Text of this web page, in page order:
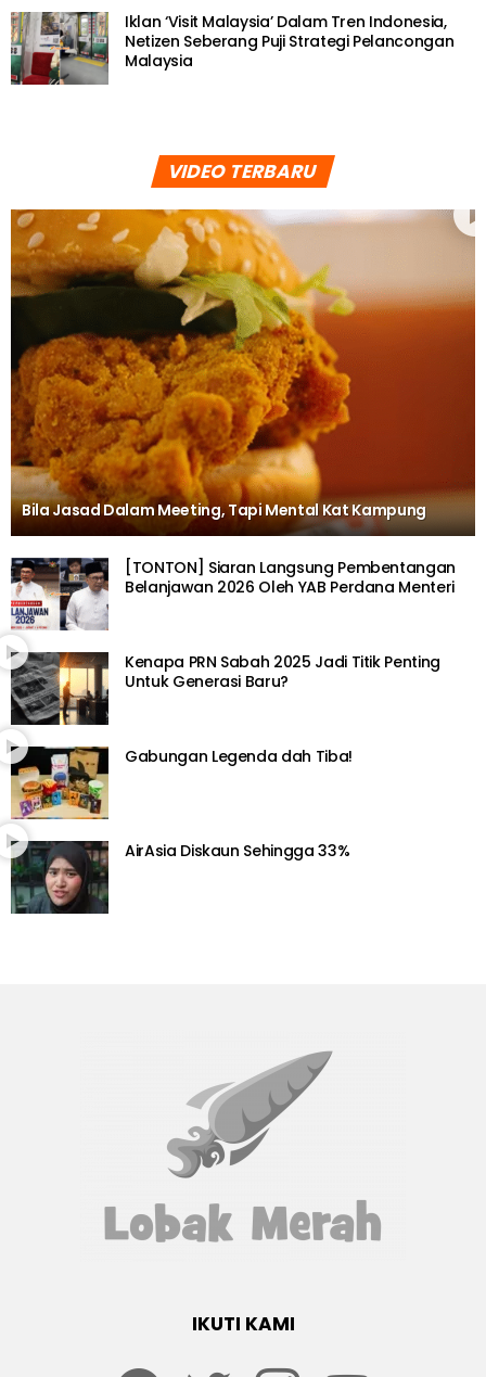
Iklan ‘Visit Malaysia’ Dalam Tren Indonesia,
Netizen Seberang Puji Strategi Pelancongan
Malaysia
VIDEO TERBARU
Bila Jasad Dalam Meeting, Tapi Mental Kat Kampung
[TONTON] Siaran Langsung Pembentangan
Belanjawan 2026 Oleh YAB Perdana Menteri
Kenapa PRN Sabah 2025 Jadi Titik Penting
Untuk Generasi Baru?
Gabungan Legenda dah Tiba!
AirAsia Diskaun Sehingga 33%
IKUTI KAMI